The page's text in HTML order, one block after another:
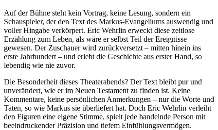
Auf der Bühne steht kein Vortrag, keine Lesung, sondern ein
Schauspieler, der den Text des Markus-Evangeliums auswendig und
voller Hingabe verkörpert. Eric Wehrlin erweckt diese zeitlose
Erzählung zum Leben, als wäre er selbst Teil der Ereignisse
gewesen. Der Zuschauer wird zurückversetzt – mitten hinein ins
erste Jahrhundert – und erlebt die Geschichte aus erster Hand, so
lebendig wie nie zuvor.
Die Besonderheit dieses Theaterabends? Der Text bleibt pur und
unverändert, wie er im Neuen Testament zu finden ist. Keine
Kommentare, keine persönlichen Anmerkungen – nur die Worte und
Taten, so wie Markus sie überliefert hat. Doch Eric Wehrlin verleiht
den Figuren eine eigene Stimme, spielt jede handelnde Person mit
beeindruckender Präzision und tiefem Einfühlungsvermögen.